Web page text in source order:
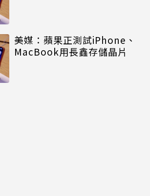
美媒：蘋果正測試iPhone、
MacBook用長鑫存儲晶片